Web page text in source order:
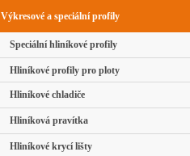
Výkresové a speciální profily
Speciální hliníkové profily
Hliníkové profily pro ploty
Hliníkové chladiče
Hliníková pravítka
Hliníkové krycí lišty